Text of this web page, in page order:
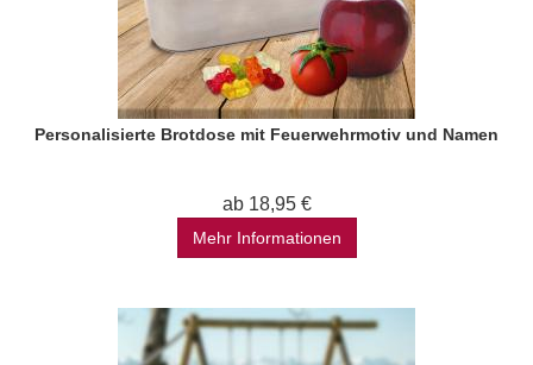
Personalisierte Brotdose mit Feuerwehrmotiv und Namen
ab 18,95 €
Mehr Informationen